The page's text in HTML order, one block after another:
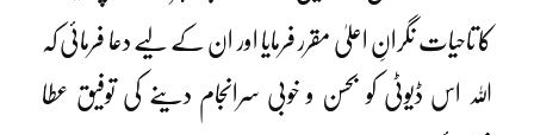
کا تاحیات نگرانِ اعلیٰ مقرر فرمایا اور ان کے لیے دعا فرمائی کہ
اللہ اس ڈیوٹی کو بحسن و خوبی سرانجام دینے کی توفیق عطا